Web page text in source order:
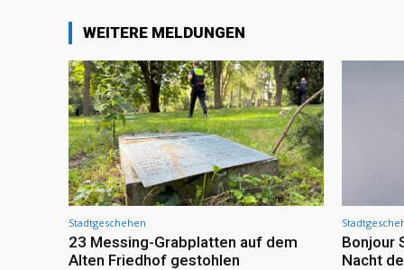
WEITERE MELDUNGEN
Stadtgeschehen
23 Messing-Grabplatten auf dem
Alten Friedhof gestohlen
Bonjour
Nacht